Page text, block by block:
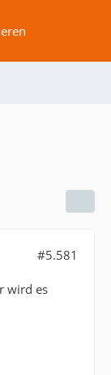
#5.581
wird es